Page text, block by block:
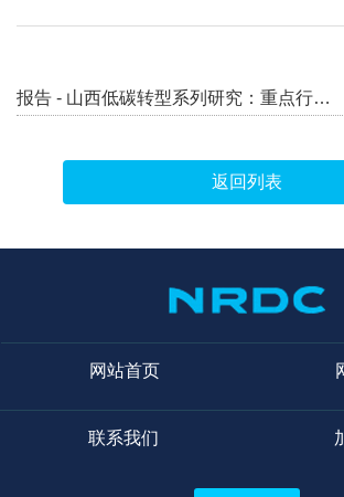
报告 - 山西低碳转型系列研究：重点行业的绿电消纳
返回列表
网站首页
联系我们